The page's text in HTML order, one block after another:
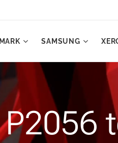
SAMSUNG